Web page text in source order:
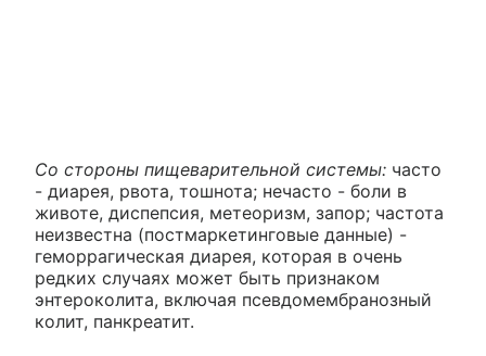
Со стороны пищеварительной системы: часто
- диарея, рвота, тошнота; нечасто - боли в
животе, диспепсия, метеоризм, запор; частота
неизвестна (постмаркетинговые данные) -
геморрагическая диарея, которая в очень
редких случаях может быть признаком
энтероколита, включая псевдомембранозный
колит, панкреатит.